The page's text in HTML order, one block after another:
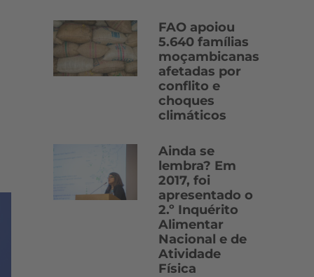
FAO apoiou
5.640 famílias
moçambicanas
afetadas por
conflito e
choques
climáticos
Ainda se
lembra? Em
2017, foi
apresentado o
2.º Inquérito
Alimentar
Nacional e de
Atividade
Física